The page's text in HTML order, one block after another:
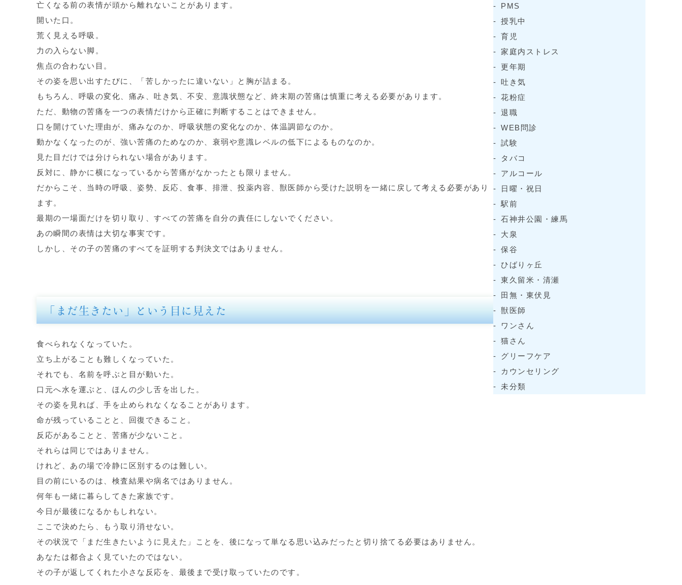
亡くなる前の表情が頭から離れないことがあります。
開いた口。
荒く見える呼吸。
力の入らない脚。
焦点の合わない目。
その姿を思い出すたびに、「苦しかったに違いない」と胸が詰まる。
もちろん、呼吸の変化、痛み、吐き気、不安、意識状態など、終末期の苦痛は慎重に考える必要があります。
ただ、動物の苦痛を一つの表情だけから正確に判断することはできません。
口を開けていた理由が、痛みなのか、呼吸状態の変化なのか、体温調節なのか。
動かなくなったのが、強い苦痛のためなのか、衰弱や意識レベルの低下によるものなのか。
見た目だけでは分けられない場合があります。
反対に、静かに横になっているから苦痛がなかったとも限りません。
だからこそ、当時の呼吸、姿勢、反応、食事、排泄、投薬内容、獣医師から受けた説明を一緒に戻して考える必要があり
ます。
最期の一場面だけを切り取り、すべての苦痛を自分の責任にしないでください。
あの瞬間の表情は大切な事実です。
しかし、その子の苦痛のすべてを証明する判決文ではありません。
「まだ生きたい」という目に見えた
食べられなくなっていた。
立ち上がることも難しくなっていた。
それでも、名前を呼ぶと目が動いた。
口元へ水を運ぶと、ほんの少し舌を出した。
その姿を見れば、手を止められなくなることがあります。
命が残っていることと、回復できること。
反応があることと、苦痛が少ないこと。
それらは同じではありません。
けれど、あの場で冷静に区別するのは難しい。
目の前にいるのは、検査結果や病名ではありません。
何年も一緒に暮らしてきた家族です。
今日が最後になるかもしれない。
ここで決めたら、もう取り消せない。
その状況で「まだ生きたいように見えた」ことを、後になって単なる思い込みだったと切り捨てる必要はありません。
あなたは都合よく見ていたのではない。
その子が返してくれた小さな反応を、最後まで受け取っていたのです。
PMS
授乳中
育児
家庭内ストレス
更年期
吐き気
花粉症
退職
WEB問診
試験
タバコ
アルコール
日曜・祝日
駅前
石神井公園・練馬
大泉
保谷
ひばりヶ丘
東久留米・清瀬
田無・東伏見
獣医師
ワンさん
猫さん
グリーフケア
カウンセリング
未分類